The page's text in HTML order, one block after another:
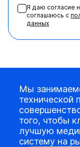
Я даю согласие
соглашаюсь с
данных
Мы
технической
того, чтобы
лучшую
систему на